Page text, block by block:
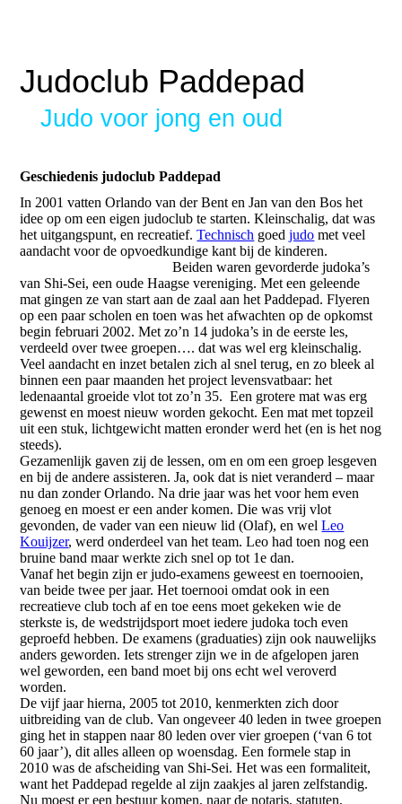
Judoclub Paddepad
Judo voor jong en oud
Geschiedenis judoclub Paddepad
In 2001 vatten Orlando van der Bent en Jan van den Bos het
idee op om een eigen judoclub te starten. Kleinschalig, dat was
het uitgangspunt, en recreatief.Technisch goedjudo met veel
aandacht voor de opvoedkundige kant bij de kinderen.
Beiden waren gevorderde judoka’s
van Shi-Sei, een oude Haagse vereniging. Met een geleende
mat gingen ze van start aan de zaal aan het Paddepad. Flyeren
op een paar scholen en toen was het afwachten op de opkomst
begin februari 2002. Met zo’n 14 judoka’s in de eerste les,
verdeeld over twee groepen…. dat was wel erg kleinschalig.
Veel aandacht en inzet betalen zich al snel terug, en zo bleek al
binnen een paar maanden het project levensvatbaar: het
ledenaantal groeide vlot tot zo’n 35. Een grotere mat was erg
gewenst en moest nieuw worden gekocht. Een mat met topzeil
uit een stuk, lichtgewicht matten eronder werd het (en is het nog
steeds).
Gezamenlijk gaven zij de lessen, om en om een groep lesgeven
en bij de andere assisteren. Ja, ook dat is niet veranderd – maar
nu dan zonder Orlando. Na drie jaar was het voor hem even
genoeg en moest er een ander komen. Die was vrij vlot
gevonden, de vader van een nieuw lid (Olaf), en welLeo
Kouijzer, werd onderdeel van het team. Leo had toen nog een
bruine band maar werkte zich snel op tot 1e dan.
Vanaf het begin zijn er judo-examens geweest en toernooien,
van beide twee per jaar. Het toernooi omdat ook in een
recreatieve club toch af en toe eens moet gekeken wie de
sterkste is, de wedstrijdsport moet iedere judoka toch even
geproefd hebben. De examens (graduaties) zijn ook nauwelijks
anders geworden. Iets strenger zijn we in de afgelopen jaren
wel geworden, een band moet bij ons echt wel veroverd
worden.
De vijf jaar hierna, 2005 tot 2010, kenmerkten zich door
uitbreiding van de club. Van ongeveer 40 leden in twee groepen
ging het in stappen naar 80 leden over vier groepen (‘van 6 tot
60 jaar’), dit alles alleen op woensdag. Een formele stap in
2010 was de afscheiding van Shi-Sei. Het was een formaliteit,
want het Paddepad regelde al zijn zaakjes al jaren zelfstandig.
Nu moest er een bestuur komen, naar de notaris, statuten,